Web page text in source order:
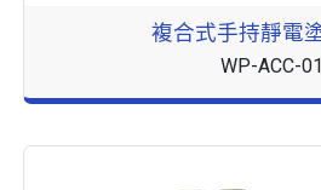
複合式手持靜電
WP-ACC-01